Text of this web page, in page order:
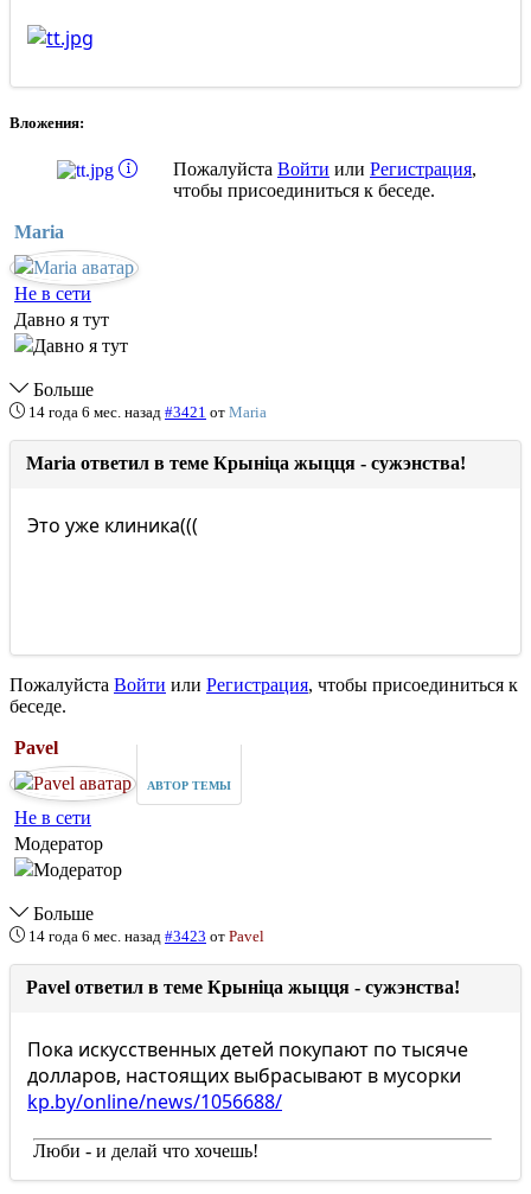
Вложения:
Пожалуйста Войти или Регистрация,
чтобы присоединиться к беседе.
Maria
Не в сети
Давно я тут
Больше
14 года 6 мес. назад #3421 от Maria
Maria ответил в теме Крыніца жыцця - сужэнства!
Это уже клиника(((
Пожалуйста Войти или Регистрация, чтобы присоединиться к
беседе.
Pavel
АВТОР ТЕМЫ
Не в сети
Модератор
Больше
14 года 6 мес. назад #3423 от Pavel
Pavel ответил в теме Крыніца жыцця - сужэнства!
Пока искусственных детей покупают по тысяче
долларов, настоящих выбрасывают в мусорки
kp.by/online/news/1056688/
Люби - и делай что хочешь!